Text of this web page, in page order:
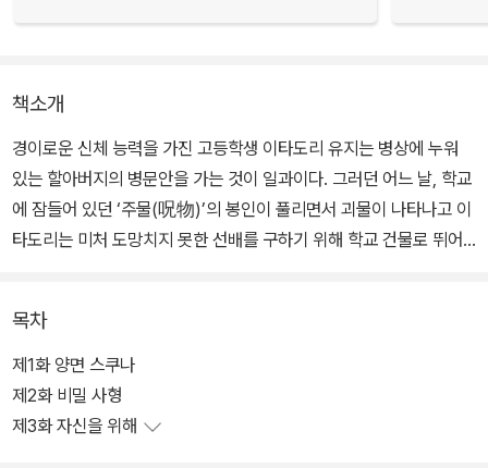
책소개
경이로운 신체 능력을 가진 고등학생 이타도리 유지는 병상에 누워
있는 할아버지의 병문안을 가는 것이 일과이다. 그러던 어느 날, 학교
에 잠들어 있던 ‘주물(呪物)’의 봉인이 풀리면서 괴물이 나타나고 이
타도리는 미처 도망치지 못한 선배를 구하기 위해 학교 건물로 뛰어
목차
제1화 양면 스쿠나
제2화 비밀 사형
제3화 자신을 위해